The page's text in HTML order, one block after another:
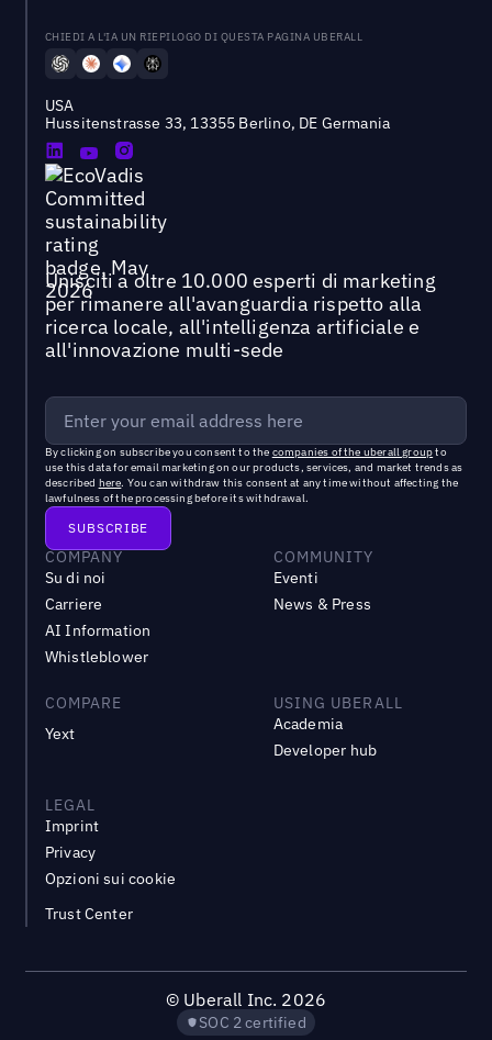
CHIEDI A L'IA UN RIEPILOGO DI QUESTA PAGINA UBERALL
USA
Hussitenstrasse 33, 13355 Berlino, DE Germania
Unisciti a oltre 10.000 esperti di marketing
per rimanere all'avanguardia rispetto alla
ricerca locale, all'intelligenza artificiale e
all'innovazione multi-sede
By clicking on subscribe you consent to the companies of the uberall groupto
use this data for email marketing on our products, services, and market trends as
described here. You can withdraw this consent at any time without affecting the
lawfulness of the processing before its withdrawal.
COMPANY
Su di noi
Carriere
AI Information
Whistleblower
COMMUNITY
Eventi
News & Press
COMPARE
Yext
USING UBERALL
Academia
Developer hub
LEGAL
Imprint
Privacy
Opzioni sui cookie
Trust Center
© Uberall Inc. 2026
SOC 2 certified